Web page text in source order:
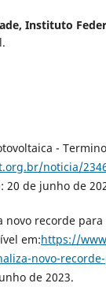
Instituto
-
noticia/
20 de junho de
novo recorde
em:https://
novo-
de 2023.